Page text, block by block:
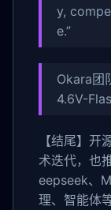
y,
e.”
Okara团
4.6V-
【结尾】
术迭代，也
eepseek、
理、智能体